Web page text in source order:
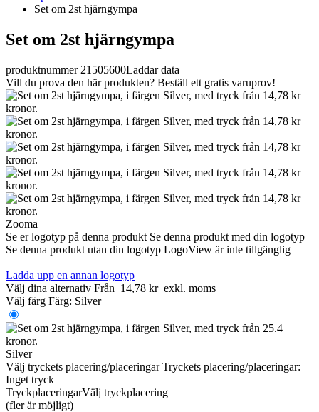
Set om 2st hjärngympa
Set om 2st hjärngympa
produktnummer 21505600Laddar data
Vill du prova den här produkten? Beställ ett gratis varuprov!
Zooma
Se er logotyp på denna produkt Se denna produkt med din logotyp
Se denna produkt utan din logotyp LogoView är inte tillgänglig
Ladda upp en annan logotyp
Välj dina alternativ Från 14,78 kr exkl. moms
Välj färg Färg: Silver
Silver
Välj tryckets placering/placeringar Tryckets placering/placeringar:
Inget tryck
TryckplaceringarVälj tryckplacering
(fler är möjligt)